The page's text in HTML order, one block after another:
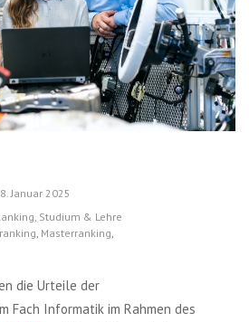
Januar 2025
Studium & Lehre
Masterranking
die Urteile der
Fach Informatik im Rahmen des